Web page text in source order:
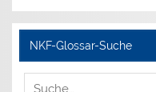
NKF-Glossar-Suche